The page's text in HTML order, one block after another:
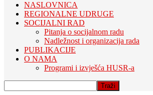
NASLOVNICA
REGIONALNE UDRUGE
SOCIJALNI RAD
Pitanja o socijalnom radu
Nadležnost i organizacija rada
PUBLIKACIJE
O NAMA
Programi i izvješća HUSR-a